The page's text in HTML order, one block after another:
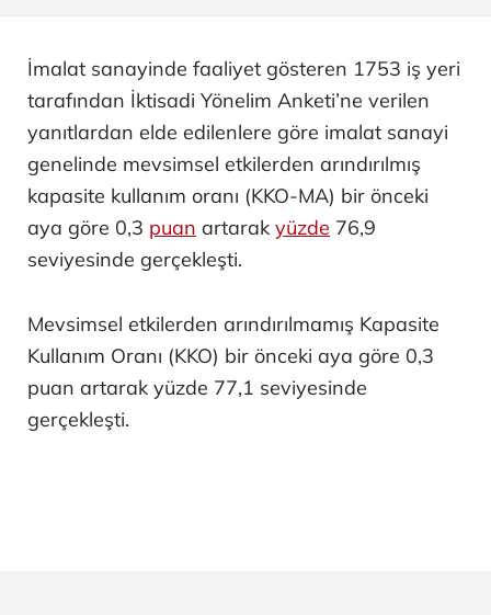
İmalat sanayinde faaliyet gösteren 1753 iş yeri
tarafından İktisadi Yönelim Anketi’ne verilen
yanıtlardan elde edilenlere göre imalat sanayi
genelinde mevsimsel etkilerden arındırılmış
kapasite kullanım oranı (KKO-MA) bir önceki
aya göre 0,3 puan artarak yüzde 76,9
seviyesinde gerçekleşti.
Mevsimsel etkilerden arındırılmamış Kapasite
Kullanım Oranı (KKO) bir önceki aya göre 0,3
puan artarak yüzde 77,1 seviyesinde
gerçekleşti.